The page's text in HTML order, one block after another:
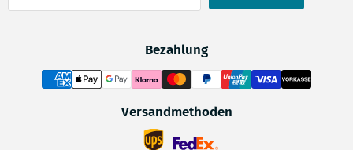
Bezahlung
Versandmethoden